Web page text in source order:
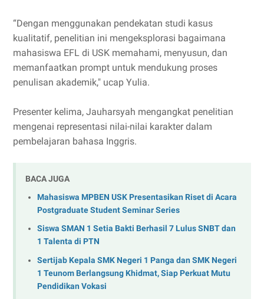
“Dengan menggunakan pendekatan studi kasus
kualitatif, penelitian ini mengeksplorasi bagaimana
mahasiswa EFL di USK memahami, menyusun, dan
memanfaatkan prompt untuk mendukung proses
penulisan akademik," ucap Yulia.
Presenter kelima, Jauharsyah mengangkat penelitian
mengenai representasi nilai-nilai karakter dalam
pembelajaran bahasa Inggris.
BACA JUGA
Mahasiswa MPBEN USK Presentasikan Riset di Acara
Postgraduate Student Seminar Series
Siswa SMAN 1 Setia Bakti Berhasil 7 Lulus SNBT dan
1 Talenta di PTN
Sertijab Kepala SMK Negeri 1 Panga dan SMK Negeri
1 Teunom Berlangsung Khidmat, Siap Perkuat Mutu
Pendidikan Vokasi